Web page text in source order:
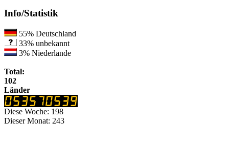
Info/Statistik
55% Deutschland
33% unbekannt
3% Niederlande
Total:
102
Länder
Diese Woche: 198
Dieser Monat: 243